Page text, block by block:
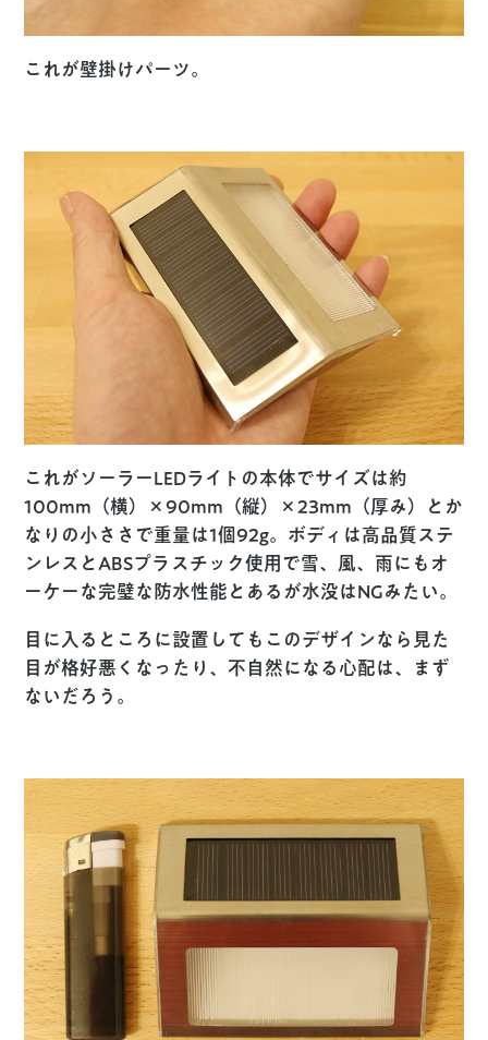
これが壁掛けパーツ。
これがソーラーLEDライトの本体でサイズは約
100mm（横）×90mm（縦）×23mm（厚み）とか
なりの小ささで重量は1個92g。ボディは高品質ステ
ンレスとABSプラスチック使用で雪、風、雨にもオ
ーケーな完璧な防水性能とあるが水没はNGみたい。
目に入るところに設置してもこのデザインなら見た
目が格好悪くなったり、不自然になる心配は、まず
ないだろう。